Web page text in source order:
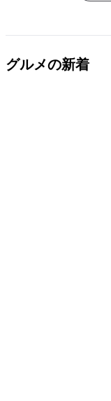
グルメの新着